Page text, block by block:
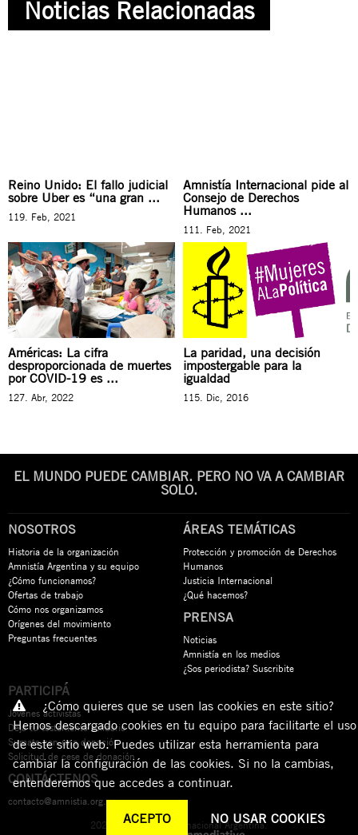
Noticias Relacionadas
Reino Unido: El fallo judicial
sobre Uber es “una gran ...
119. Feb, 2021
Amnistía Internacional pide al
Consejo de Derechos
Humanos ...
111. Feb, 2021
Américas: La cifra
desproporcionada de muertes
por COVID-19 es ...
127. Abr, 2022
La paridad, una decisión
impostergable para la
igualdad
115. Dic, 2016
EL MUNDO PUEDE CAMBIAR. PERO NO VA A CAMBIAR
SOLO.
NOSOTROS
Historia de la organización
Amnistía Argentina y su equipo
¿Cómo funcionamos?
Ofertas de trabajo
Cómo nos organizamos
Orígenes del movimiento
Preguntas frecuentes
ÁREAS TEMÁTICAS
Protección y promoción de Derechos
Humanos
Justicia Internacional
¿Qué hacemos?
PRENSA
Noticias
Amnistía en los medios
¿Sos periodista? Suscribite
PARTICIPÁ
Jóvenes activistas
Dejá tu testamento solidario
Sumate con una donación
Solicitud de cese de donación
CONTÁCTENOS
contacto@amnistia.org.ar
2026 © Amnistía Internacional Argentina.
¿Cómo quieres que se usen las cookies en este sitio?
Hemos descargado cookies en tu equipo para facilitarte el uso
de este sitio web. Puedes utilizar esta herramienta para
cambiar la configuración de las cookies. Si no la cambias,
entenderemos que accedes a continuar.
ACEPTO NO USAR COOKIES